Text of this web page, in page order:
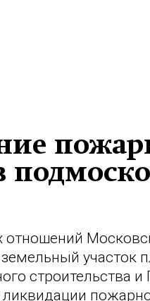
участок
строительства и